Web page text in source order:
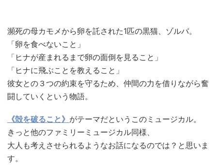
瀕死の母カモメから卵を託された1匹の黒猫、ゾルバ。
「卵を食べないこと」
「ヒナが産まれるまで卵の面倒を見ること」
「ヒナに飛ぶことを教えること」
彼女との３つの約束を守るため、仲間の力を借りながら奮
闘していくという物語。
《殻を破ること》 がテーマだというこのミュージカル。
きっと他のファミリーミュージカル同様、
大人も考えさせられるようなお話になるのでは？と思いま
す。